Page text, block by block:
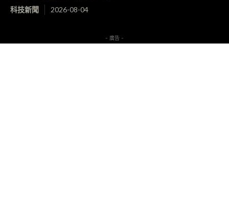
科技新聞 2026-08-04
- 廣告 -